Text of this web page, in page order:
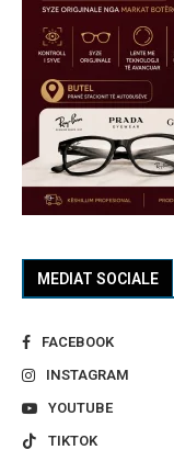
MEDIAT SOCIALE
FACEBOOK
INSTAGRAM
YOUTUBE
TIKTOK